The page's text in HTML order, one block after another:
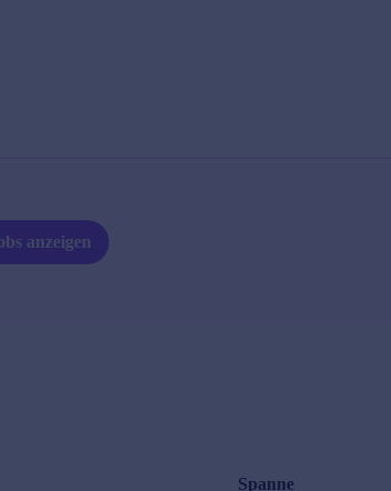
anzeigen
Spanne